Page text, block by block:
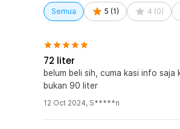
tegap.
Kelengkapan Produk
Rincian yang Anda dapatkan
1 x XIYAHU Tas Gunung
Semua 5 (1) 4 (0)
72 liter
belum beli sih, cuma kasi info saja
bukan 90 liter
12 Oct 2024, S*****n